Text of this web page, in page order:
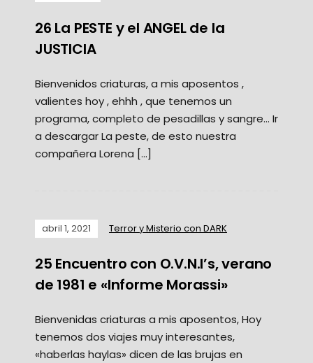
26 La PESTE y el ANGEL de la
JUSTICIA
Bienvenidos criaturas, a mis aposentos ,
valientes hoy , ehhh , que tenemos un
programa, completo de pesadillas y sangre… Ir
a descargar La peste, de esto nuestra
compañera Lorena […]
abril 1, 2021 Terror y Misterio con DARK
25 Encuentro con O.V.N.I’s, verano
de 1981 e «Informe Morassi»
Bienvenidas criaturas a mis aposentos, Hoy
tenemos dos viajes muy interesantes,
«haberlas haylas» dicen de las brujas en